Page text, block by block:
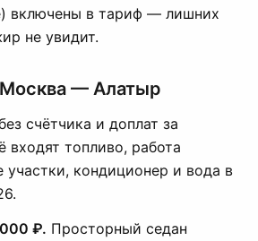
включены в тариф — лишних
не увидит.
— Алатыр
счётчика и доплат за
входят топливо, работа
участки, кондиционер и вода в
₽. Просторный седан